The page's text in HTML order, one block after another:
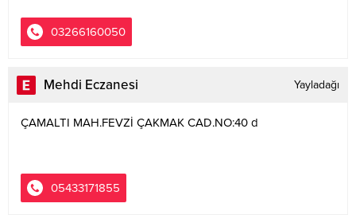
03266160050
Mehdi Eczanesi Yayladağı
ÇAMALTI MAH.FEVZİ ÇAKMAK CAD.NO:40 d
05433171855